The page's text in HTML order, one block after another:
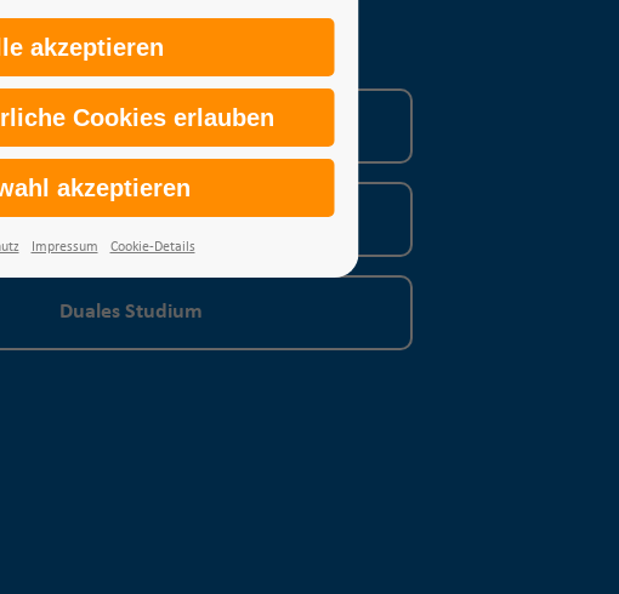
Bachelor Studiengänge
Master Studiengänge
Duales Studium
Impressum Cookie-Details